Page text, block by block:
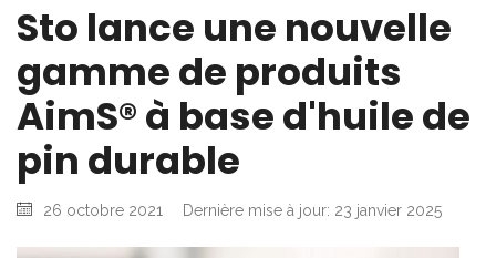
Sto lance une nouvelle
gamme de produits
AimS® à base d'huile de
pin durable
26 octobre 2021 Dernière mise à jour: 23 janvier 2025